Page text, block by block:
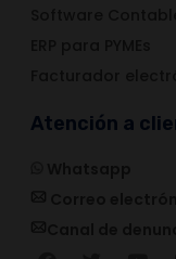
Atención a